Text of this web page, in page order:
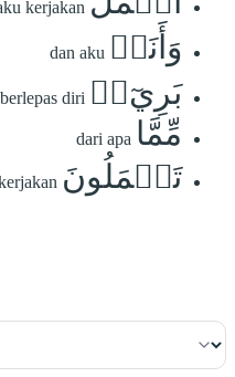
kerjakan
وَأَنَا۠ dan aku
بَرِيٓءٞ berlepas diri
مِّمَّا dari apa
تَعۡمَلُونَ